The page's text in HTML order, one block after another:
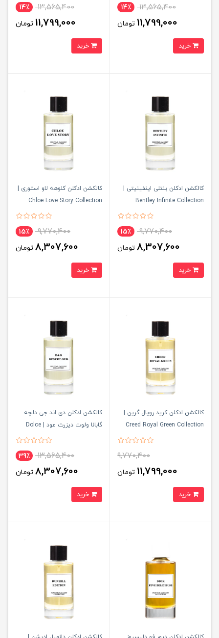
13,565,400 14٪
11,799,000 تومان
13,565,400 14٪
11,799,000 تومان
کالکشن ادکلن بنتلی اینفینیتی |
Bentley Infinite Collection
9,770,400 15٪
8,307,600 تومان
کالکشن ادکلن کلوهه لاو استوری |
Chloe Love Story Collection
9,770,400 15٪
8,307,600 تومان
کالکشن ادکلن کرید رویال گرین |
Creed Royal Green Collection
9,770,400
11,799,000 تومان
کالکشن ادکلن دی اند جی دلچه
گابانا ولوت دیزرت عود | Dolce
Gabbana Velvet Desert Oud
13,565,400 39٪
8,307,600 تومان